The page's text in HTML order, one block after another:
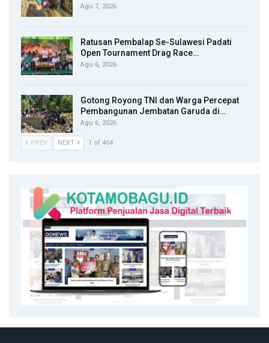
Agu 7, 2026
Ratusan Pembalap Se-Sulawesi Padati
Open Tournament Drag Race…
Agu 6, 2026
Gotong Royong TNI dan Warga Percepat
Pembangunan Jembatan Garuda di…
Agu 6, 2026
PREV NEXT 1 of 464